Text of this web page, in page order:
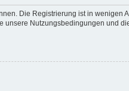
Die Registrierung ist in
unsere Nutzungsbedingungen und